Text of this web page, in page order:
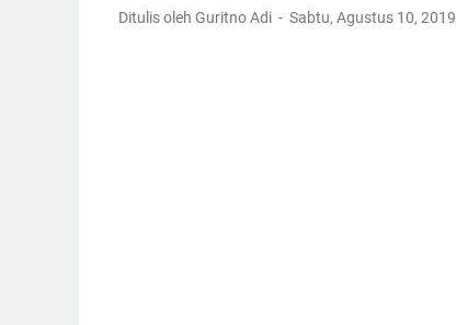
Ditulis oleh Guritno Adi Sabtu, Agustus 10, 2019